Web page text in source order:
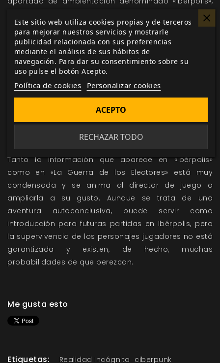
que proporciona información sobre las
características ciberpunk de la ambientación. El
apéndice «La Guerra de los Electores», sin embargo,
no debe darse a conocer a los jugadores e incluso se
recomienda que el director tampoco acceda a su
contenido hasta después de haber leído la aventura
al completo una primera vez. De ese modo,
personajes (y en los jugadores).
Tanto la información que aparece en «Ibérpolis»
como en «La Guerra de los Electores» está muy
condensada y se anima al director de juego a
ampliarla a su gusto. Aunque se trata de una
aventura autoconclusiva, puede servir como
introducción para futuras partidas en Ibérpolis, pero
la supervivencia de los personajes jugadores no está
garantizada y existen, de hecho, muchas
probabilidades de que perezcan.
Me gusta esto
Etiquetas: Realidad Incógnita ciberpunk
Este sitio web utiliza cookies propias y de terceros
para mejorar nuestros servicios y mostrarle
publicidad relacionada con sus preferencias
mediante el análisis de sus hábitos de
navegación. Para dar su consentimiento sobre su
uso pulse el botón Acepto.
Política de cookies Personalizar cookies
RECHAZAR TODO
ACEPTO